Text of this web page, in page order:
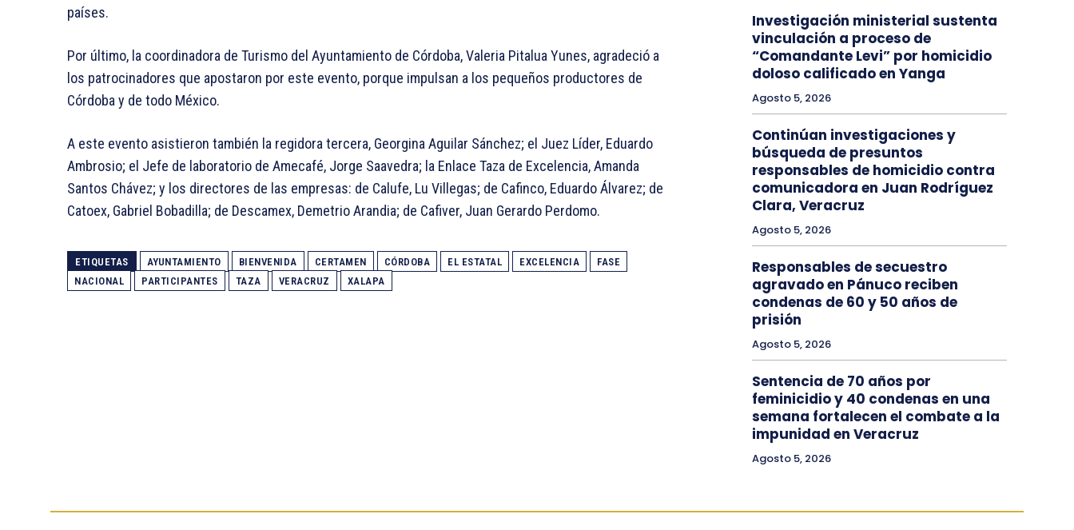
países.
Por último, la coordinadora de Turismo del Ayuntamiento de Córdoba, Valeria Pitalua Yunes, agradeció a
los patrocinadores que apostaron por este evento, porque impulsan a los pequeños productores de
Córdoba y de todo México.
A este evento asistieron también la regidora tercera, Georgina Aguilar Sánchez; el Juez Líder, Eduardo
Ambrosio; el Jefe de laboratorio de Amecafé, Jorge Saavedra; la Enlace Taza de Excelencia, Amanda
Santos Chávez; y los directores de las empresas: de Calufe, Lu Villegas; de Cafinco, Eduardo Álvarez; de
Catoex, Gabriel Bobadilla; de Descamex, Demetrio Arandia; de Cafiver, Juan Gerardo Perdomo.
ETIQUETAS AYUNTAMIENTO BIENVENIDA CERTAMEN CÓRDOBA EL ESTATAL EXCELENCIA
FASE
NACIONAL
PARTICIPANTES TAZA VERACRUZ XALAPA
Investigación ministerial sustenta
vinculación a proceso de
“Comandante Levi” por homicidio
doloso calificado en Yanga
Agosto 5, 2026
Continúan investigaciones y
búsqueda de presuntos
responsables de homicidio contra
comunicadora en Juan Rodríguez
Clara, Veracruz
Agosto 5, 2026
Responsables de secuestro
agravado en Pánuco reciben
condenas de 60 y 50 años de
prisión
Agosto 5, 2026
Sentencia de 70 años por
feminicidio y 40 condenas en una
semana fortalecen el combate a la
impunidad en Veracruz
Agosto 5, 2026